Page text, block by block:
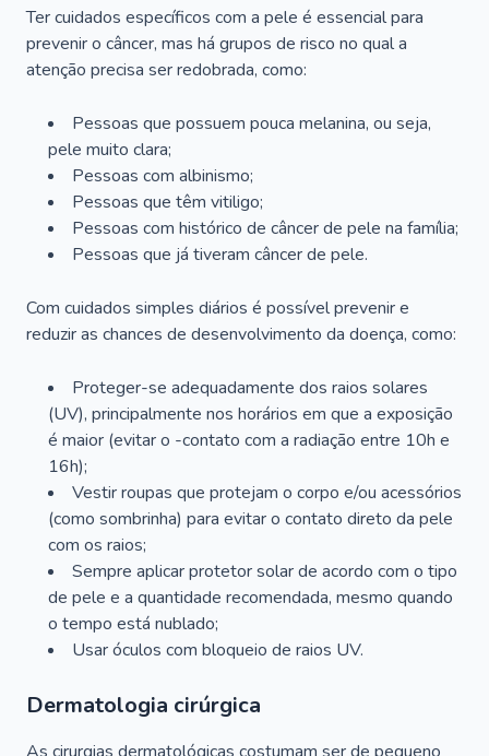
Ter cuidados específicos com a pele é essencial para
prevenir o câncer, mas há grupos de risco no qual a
atenção precisa ser redobrada, como:
Pessoas que possuem pouca melanina, ou seja,
pele muito clara;
Pessoas com albinismo;
Pessoas que têm vitiligo;
Pessoas com histórico de câncer de pele na família;
Pessoas que já tiveram câncer de pele.
Com cuidados simples diários é possível prevenir e
reduzir as chances de desenvolvimento da doença, como:
Proteger-se adequadamente dos raios solares
(UV), principalmente nos horários em que a exposição
é maior (evitar o -contato com a radiação entre 10h e
16h);
Vestir roupas que protejam o corpo e/ou acessórios
(como sombrinha) para evitar o contato direto da pele
com os raios;
Sempre aplicar protetor solar de acordo com o tipo
de pele e a quantidade recomendada, mesmo quando
o tempo está nublado;
Usar óculos com bloqueio de raios UV.
Dermatologia cirúrgica